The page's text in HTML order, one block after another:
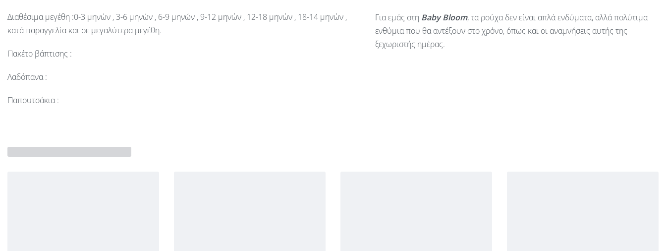
Διαθέσιμα μεγέθη :0-3 μηνών , 3-6 μηνών , 6-9 μηνών , 9-12 μηνών , 12-18 μηνών , 18-14 μηνών ,
κατά παραγγελία και σε μεγαλύτερα μεγέθη.
Πακέτο βάπτισης :
Λαδόπανα :
Παπουτσάκια :
Για εμάς στη Baby Bloom, τα ρούχα δεν είναι απλά ενδύματα, αλλά πολύτιμα
ενθύμια που θα αντέξουν στο χρόνο, όπως και οι αναμνήσεις αυτής της
ξεχωριστής ημέρας.